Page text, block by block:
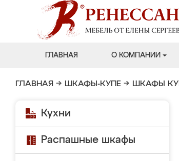
ГЛАВНАЯ О КОМПАНИИ
ГЛАВНАЯ → ШКАФЫ-КУПЕ → ШКАФЫ
Кухни
Распашные шкафы